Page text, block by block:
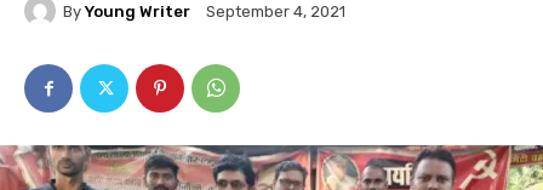
By Young Writer September 4, 2021